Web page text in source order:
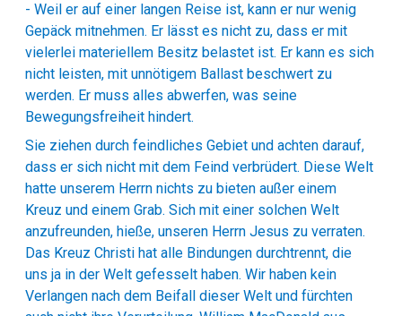
- Weil er auf einer langen Reise ist, kann er nur wenig
Gepäck mitnehmen. Er lässt es nicht zu, dass er mit
vielerlei materiellem Besitz belastet ist. Er kann es sich
nicht leisten, mit unnötigem Ballast beschwert zu
werden. Er muss alles abwerfen, was seine
Bewegungsfreiheit hindert.
Sie ziehen durch feindliches Gebiet und achten darauf,
dass er sich nicht mit dem Feind verbrüdert. Diese Welt
hatte unserem Herrn nichts zu bieten außer einem
Kreuz und einem Grab. Sich mit einer solchen Welt
anzufreunden, hieße, unseren Herrn Jesus zu verraten.
Das Kreuz Christi hat alle Bindungen durchtrennt, die
uns ja in der Welt gefesselt haben. Wir haben kein
Verlangen nach dem Beifall dieser Welt und fürchten